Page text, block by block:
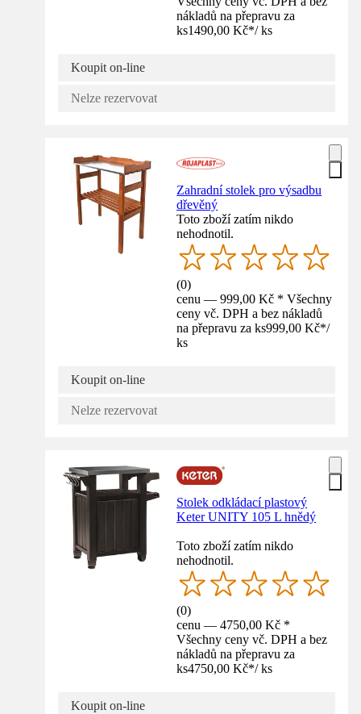
nákladů na přepravu za
ks1490,00 Kč*/ ks
Koupit on-line
Nelze rezervovat
Zahradní stolek pro výsadbu
dřevěný
Toto zboží zatím nikdo
nehodnotil.
(0)
cenu — 999,00 Kč * Všechny
ceny vč. DPH a bez nákladů
na přepravu za ks999,00 Kč*/
ks
Koupit on-line
Nelze rezervovat
Stolek odkládací plastový
Keter UNITY 105 L hnědý
Toto zboží zatím nikdo
nehodnotil.
(0)
cenu — 4750,00 Kč *
Všechny ceny vč. DPH a bez
nákladů na přepravu za
ks4750,00 Kč*/ ks
Koupit on-line